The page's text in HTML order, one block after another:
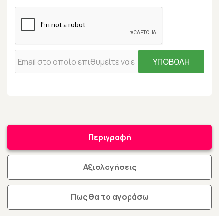
ΥΠΟΒΟΛΗ
Περιγραφή
Αξιολογήσεις
Πως θα το αγοράσω